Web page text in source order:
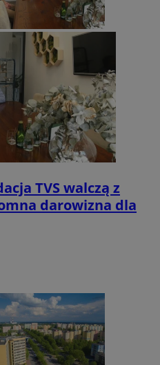
TVS walczą z
darowizna dla